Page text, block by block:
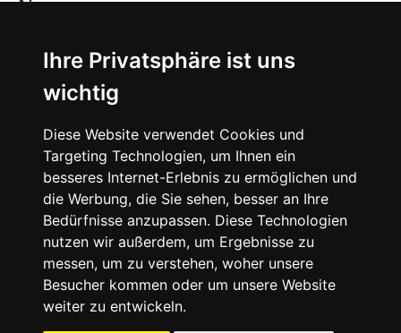
Ihre Privatsphäre ist uns
wichtig
Diese Website verwendet Cookies und
Targeting Technologien, um Ihnen ein
besseres Internet-Erlebnis zu ermöglichen und
die Werbung, die Sie sehen, besser an Ihre
Bedürfnisse anzupassen. Diese Technologien
nutzen wir außerdem, um Ergebnisse zu
messen, um zu verstehen, woher unsere
Besucher kommen oder um unsere Website
weiter zu entwickeln.
News
About
Instagram
Facebook
© 2024 SNEAKERᴰᴱ, All rights reserved.
Impressum Datenschutz